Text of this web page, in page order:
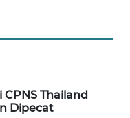
Thailand
Dipecat